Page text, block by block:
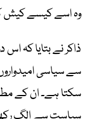
وہ اسے کیسے کیش
ذاکر نے بتایا کہ
سے سیاسی
سکتا ہے۔ ان کے